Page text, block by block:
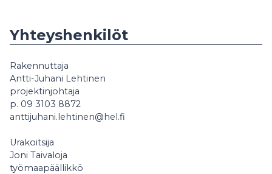
Yhteyshenkilöt
Rakennuttaja
Antti-Juhani Lehtinen
projektinjohtaja
p. 09 3103 8872
anttijuhani.lehtinen@hel.fi
Urakoitsija
Joni Taivaloja
työmaapäällikkö